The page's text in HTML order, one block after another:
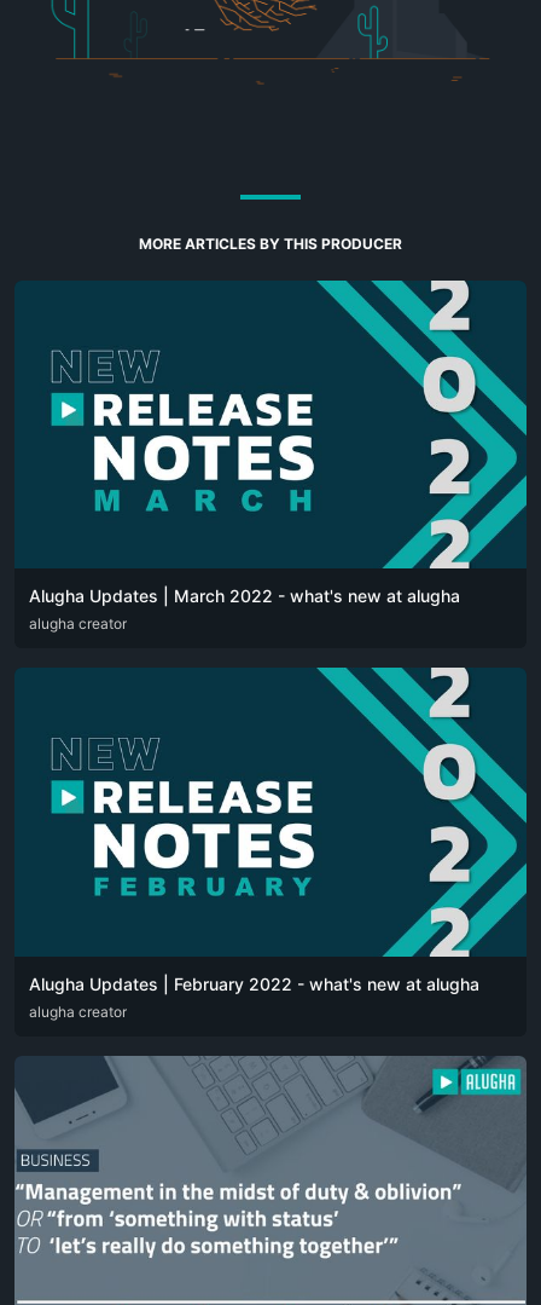
MORE ARTICLES BY THIS PRODUCER
Alugha Updates | March 2022 - what's new at alugha
DEU ENG
alugha creator
Alugha Updates | February 2022 - what's new at alugha
DEU ENG
alugha creator